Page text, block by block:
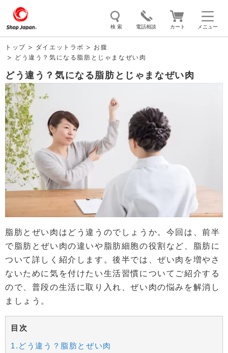
メニュー
検 索 電話相談 カート
トゥルースリーパー ソイリッチ
掃除機 クッキングプロ 補聴器 マイキュット
オーラルスマイル
トップ ダイエットラボ
お腹
どう違う？気になる脂肪とじゃまなぜい肉
どう違う？気になる脂肪とじゃまなぜい肉
脂肪とぜい肉はどう違うのでしょうか。今回は、前半
で脂肪とぜい肉の違いや脂肪細胞の役割など、脂肪に
ついて詳しく紹介します。後半では、ぜい肉を増やさ
ないために気を付けたい生活習慣についてご紹介する
ので、普段の生活に取り入れ、ぜい肉の悩みを解消し
ましょう。
目次
1.どう違う？脂肪とぜい肉